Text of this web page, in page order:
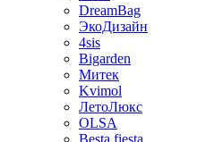
DreamBag
ЭкоДизайн
4sis
Bigarden
Митек
Kvimol
ЛетоЛюкс
OLSA
Besta fiesta